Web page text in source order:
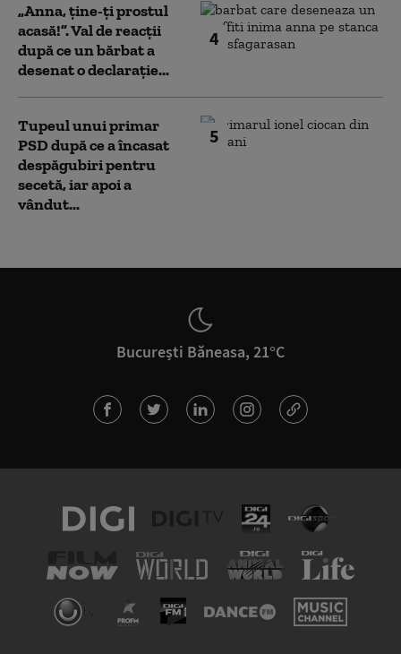
4
„Anna, ţine-ţi prostul
acasă!”. Val de reacții
după ce un bărbat a
desenat o declarație...
5
Tupeul unui primar
PSD după ce a încasat
despăgubiri pentru
secetă, iar apoi a
vândut...
București Băneasa, 21°C